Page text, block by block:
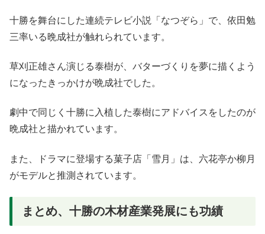
十勝を舞台にした連続テレビ小説「なつぞら」で、依田勉
三率いる晩成社が触れられています。
草刈正雄さん演じる泰樹が、バターづくりを夢に描くよう
になったきっかけが晩成社でした。
劇中で同じく十勝に入植した泰樹にアドバイスをしたのが
晩成社と描かれています。
また、ドラマに登場する菓子店「雪月」は、六花亭か柳月
がモデルと推測されています。
まとめ、十勝の木材産業発展にも功績